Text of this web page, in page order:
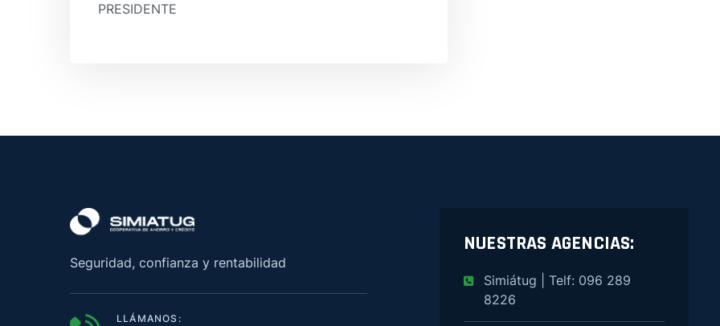
PRESIDENTE
Seguridad, confianza y rentabilidad
LLÁMANOS:
NUESTRAS AGENCIAS:
Simiátug | Telf: 096 289
8226